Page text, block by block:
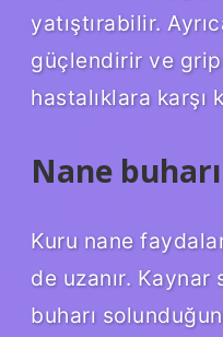
yatıştırabilir.
güçlendirir ve grip
hastalıklara karşı
Nane
Kuru nane
de uzanır.
buharı